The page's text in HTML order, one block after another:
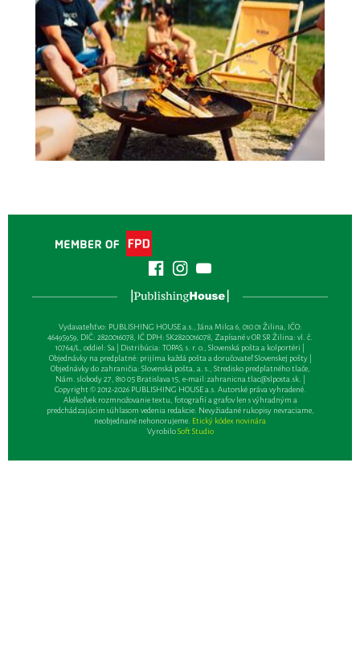
Vydavateľsťvo: PUBLISHING HOUSE a.s., Jána Milca 6, 010 01 Žilina, IČO:
46495959, DIČ: 2820016078, IČ DPH: SK2820016078, Zapísané v OR SR Žilina: vl. č.
10764/L, oddiel: Sa | Distribúcia: TOPAS, s. r. o., Slovenská pošta a kolportéri |
Objednávky na predplatné: prijíma každá pošta a doručovateľ Slovenskej pošty |
Objednávky do zahraničia: Slovenská pošta, a. s., Stredisko predplatného tlače,
Nám. slobody 27, 810 05 Bratislava 15, e-mail:zahranicna.tlac@slposta.sk. |
Copyright © 2012-2026 PUBLISHING HOUSE a.s. Autorské práva vyhradené.
Akékoľvek rozmnožovanie textu, fotografií a grafov len s výhradným a
predchádzajúcim súhlasom vedenia redakcie. Nevyžiadané rukopisy nevraciame,
neobjednané nehonorujeme. Etický kódex novinára
VyrobiloSoft Studio